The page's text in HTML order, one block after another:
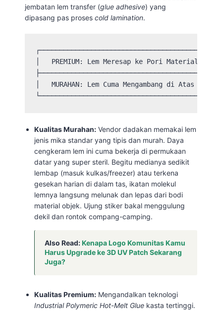
jembatan lem transfer (glue adhesive) yang
dipasang pas proses cold lamination.
│   PREMIUM: Lem Meresap ke Pori Material
│   MURAHAN: Lem Cuma Mengambang di Atas
Kualitas Murahan: Vendor dadakan memakai lem
jenis mika standar yang tipis dan murah. Daya
cengkeram lem ini cuma bekerja di permukaan
datar yang super steril. Begitu medianya sedikit
lembap (masuk kulkas/freezer) atau terkena
gesekan harian di dalam tas, ikatan molekul
lemnya langsung melunak dan lepas dari bodi
material objek. Ujung stiker bakal menggulung
dekil dan rontok compang-camping.
Also Read:Kenapa Logo Komunitas Kamu
Harus Upgrade ke 3D UV Patch Sekarang
Juga?
Kualitas Premium: Mengandalkan teknologi
Industrial Polymeric Hot-Melt Glue kasta tertinggi.